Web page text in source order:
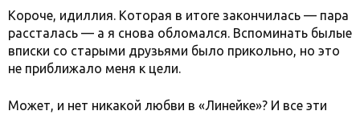
Короче, идиллия. Которая в итоге закончилась — пара
рассталась — а я снова обломался. Вспоминать былые
вписки со старыми друзьями было прикольно, но это
не приближало меня к цели.
Может, и нет никакой любви в «Линейке»? И все эти